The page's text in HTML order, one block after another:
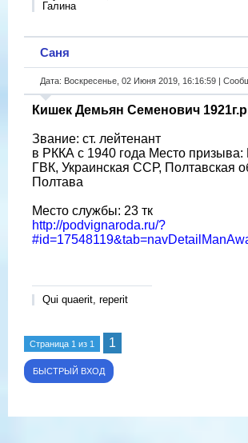
Галина
Саня
Дата: Воскресенье, 02 Июня 2019, 16:16:59 |
Кишек Демьян Семенович
Звание: ст. лейтенант
в РККА с 1940 года Место призыва:
ГВК, Украинская ССР, Полтавская
Полтава
Место службы: 23 тк
http://podvignaroda.ru/?
Qui quaerit, reperit
Страница 1 из 1 1